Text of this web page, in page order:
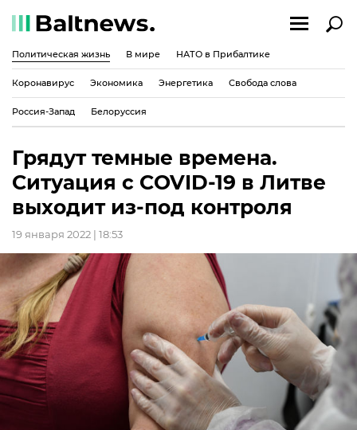
Политическая жизнь В мире НАТО в Прибалтике
Коронавирус Экономика Энергетика Свобода слова
Россия-Запад Белоруссия
Грядут темные времена.
Ситуация с COVID-19 в Литве
выходит из-под контроля
19 января 2022 | 18:53